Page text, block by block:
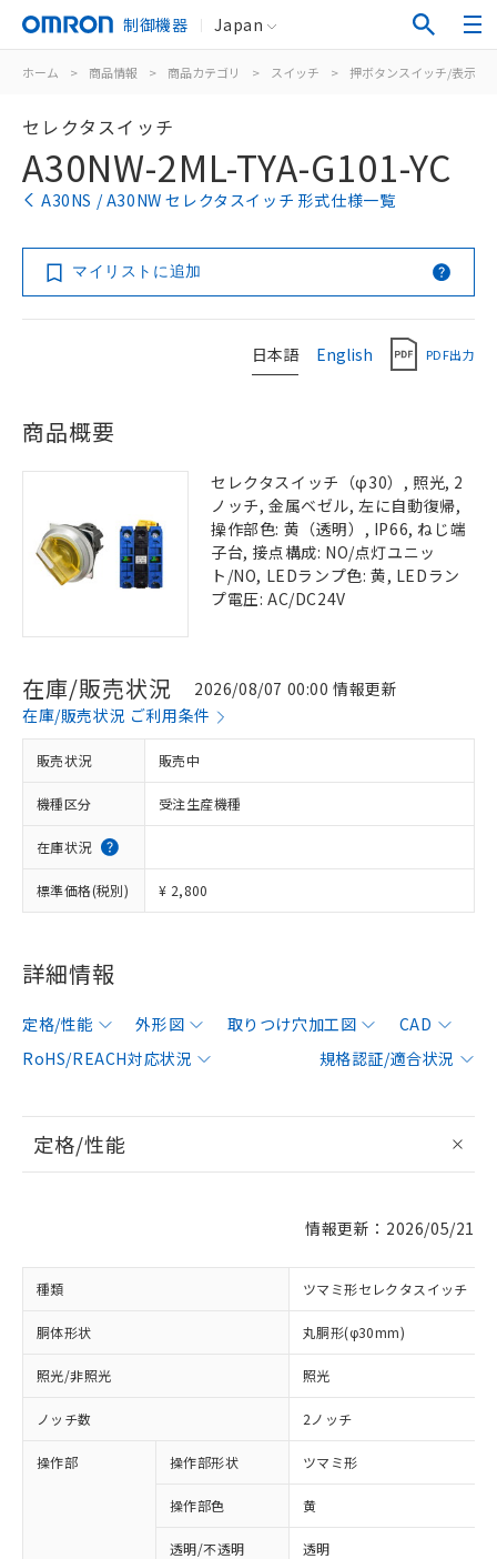
制御機器 Japan
ホーム > 商品情報 > 商品カテゴリ > スイッチ > 押ボタンスイッチ/表示灯
セレクタスイッチ
A30NW-2ML-TYA-G101-YC
A30NS / A30NW セレクタスイッチ 形式仕様一覧
マイリストに追加
日本語 English PDF出力
商品概要
セレクタスイッチ（φ30）, 照光, 2
ノッチ, 金属ベゼル, 左に自動復帰,
操作部色: 黄（透明）, IP66, ねじ端
子台, 接点構成: NO/点灯ユニッ
ト/NO, LEDランプ色: 黄, LEDラン
プ電圧: AC/DC24V
在庫/販売状況
2026/08/07 00:00 情報更新
在庫/販売状況 ご利用条件
販売状況 販売中
機種区分 受注生産機種
在庫状況
標準価格(税別) ¥ 2,800
詳細情報
定格/性能 外形図 取りつけ穴加工図
CAD
RoHS/REACH対応状況
規格認証/適合状況
定格/性能
情報更新：2026/05/21
種類 ツマミ形セレクタスイッチ
胴体形状 丸胴形(φ30mm)
照光/非照光 照光
ノッチ数 2ノッチ
操作部 操作部形状 ツマミ形
操作部色 黄
透明/不透明 透明